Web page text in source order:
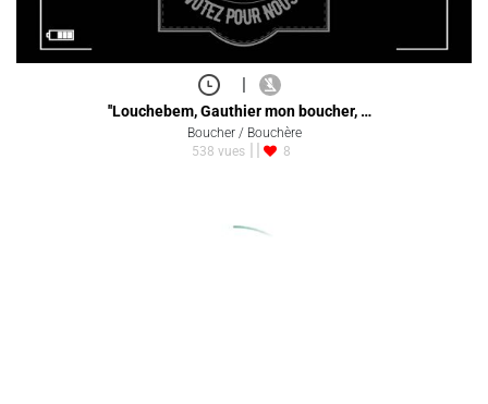
|
''Louchebem, Gauthier mon boucher, …
Boucher / Bouchère
538 vues
8